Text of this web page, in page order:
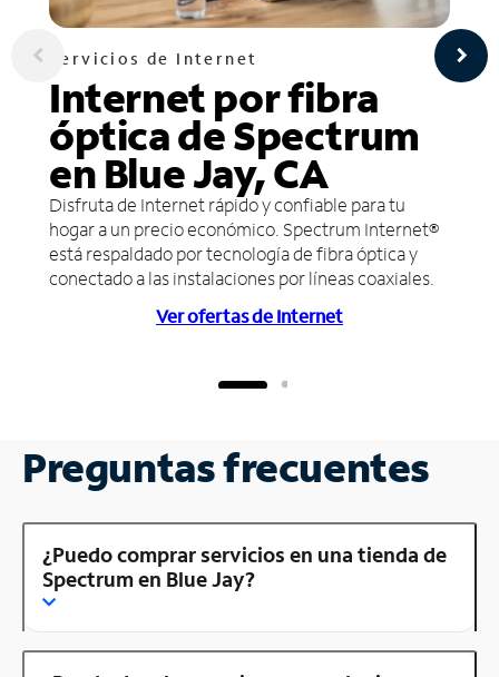
Servicios de Internet
Internet por fibra
óptica de Spectrum
en Blue Jay, CA
Disfruta de Internet rápido y confiable para tu
hogar a un precio económico. Spectrum Internet®
está respaldado por tecnología de fibra óptica y
conectado a las instalaciones por líneas coaxiales.
Ver ofertas de Internet
Preguntas frecuentes
¿Puedo comprar servicios en una tienda de
Spectrum en Blue Jay?